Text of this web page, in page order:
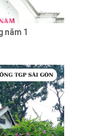
năm 1